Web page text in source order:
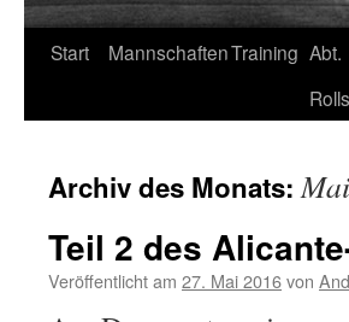
Start MannschaftenTraining Abt.
Archiv des Monats:
Teil 2 des
Veröffentlicht am 27. Mai 2016von